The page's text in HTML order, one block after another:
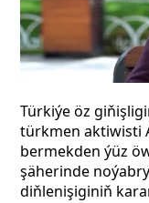
Türkiýe öz
türkmen aktiwisti
bermekden ýüz
şäherinde
diňlenişiginiň